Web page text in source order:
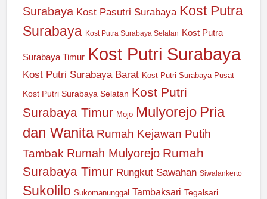
Surabaya Kost Pasutri Surabaya Kost Putra
Surabaya Kost Putra Surabaya Selatan Kost Putra
Surabaya Timur Kost Putri Surabaya
Kost Putri Surabaya Barat Kost Putri Surabaya Pusat
Kost Putri Surabaya Selatan Kost Putri
Surabaya Timur Mojo Mulyorejo Pria
dan Wanita Rumah Kejawan Putih
Tambak Rumah Mulyorejo Rumah
Surabaya Timur Rungkut Sawahan Siwalankerto
Sukolilo Sukomanunggal Tambaksari Tegalsari